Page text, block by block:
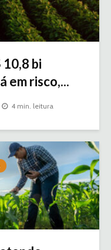
bi
em risco,...
4 min. leitura